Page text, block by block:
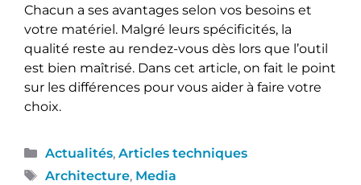
Chacun a ses avantages selon vos besoins et
votre matériel. Malgré leurs spécificités, la
qualité reste au rendez-vous dès lors que l’outil
est bien maîtrisé. Dans cet article, on fait le point
sur les différences pour vous aider à faire votre
choix.
Actualités, Articles techniques
Architecture, Media